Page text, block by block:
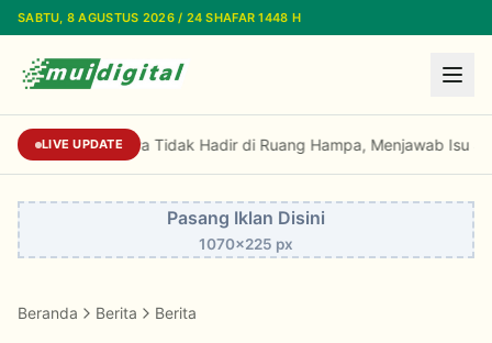
Lewati ke konten utama
SABTU, 8 AGUSTUS 2026 / 24 SHAFAR 1448 H
LIVE UPDATE Sekjen MUI: Fatwa Tidak Hadir di Ruang
Pasang Iklan Disini
1070x225 px
Beranda Berita Berita